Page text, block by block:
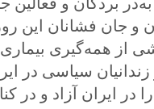
جان فشانان این
از همه‌گیری بیماری
سیاسی در
ایران آزاد و در